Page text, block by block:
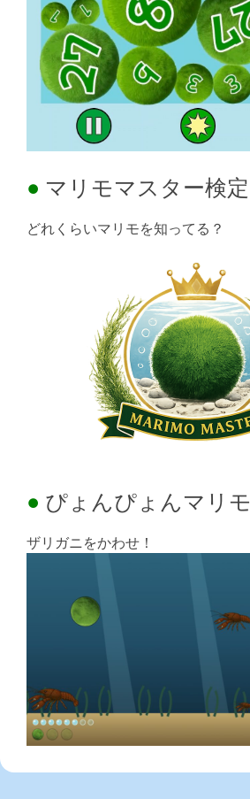
マリモマスター検定
どれくらいマリモを知ってる？
ぴょんぴょんマリモ
ザリガニをかわせ！